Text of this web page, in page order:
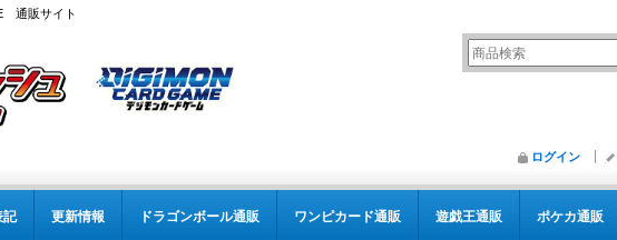
通販サイト
ログイン
記 更新情報 ドラゴンボール通販 ワンピカード通販 遊戯王通販 ポケカ通販